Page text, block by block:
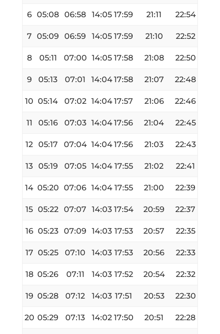
6 05:08 06:58 14:05 17:59 21:11 22:54
7 05:09 06:59 14:05 17:59 21:10 22:52
8 05:11 07:00 14:05 17:58 21:08 22:50
9 05:13 07:01 14:0417:58 21:07 22:48
10 05:14 07:02 14:0417:57 21:06 22:46
11 05:16 07:03 14:0417:56 21:04 22:45
12 05:17 07:04 14:0417:56 21:03 22:43
13 05:19 07:05 14:04 17:55 21:02 22:41
14 05:20 07:06 14:04 17:55 21:00 22:39
15 05:22 07:07 14:03 17:54 20:59 22:37
16 05:23 07:09 14:03 17:53 20:57 22:35
17 05:25 07:10 14:03 17:53 20:56 22:33
18 05:26 07:11 14:03 17:52 20:54 22:32
19 05:28 07:12 14:03 17:51 20:53 22:30
20 05:29 07:13 14:02 17:50 20:51 22:28